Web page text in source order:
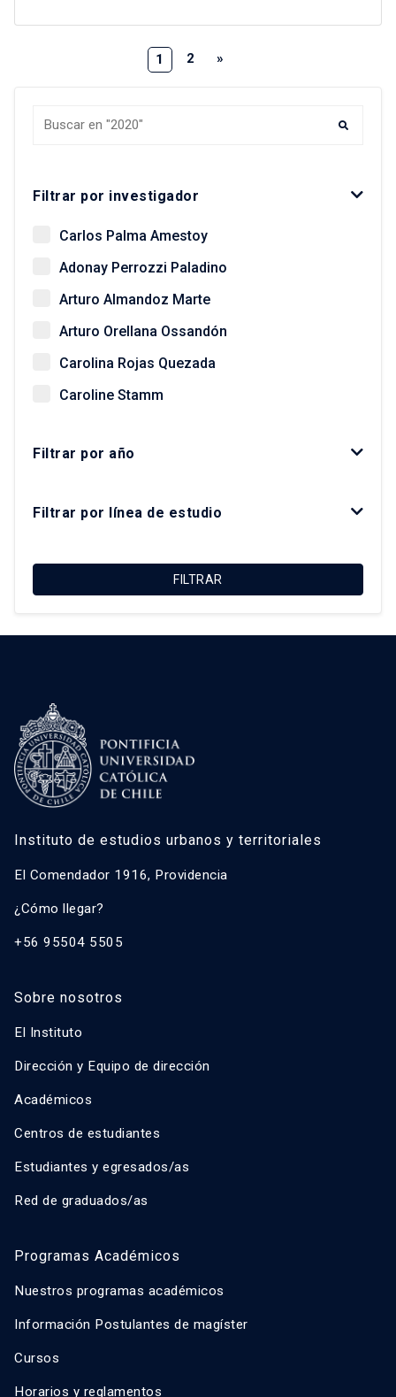
Filtrar por investigador
Carlos Palma Amestoy
Adonay Perrozzi Paladino
Arturo Almandoz Marte
Arturo Orellana Ossandón
Carolina Rojas Quezada
Caroline Stamm
Daniela Zaviezo
Felipe Link Lazo
Kay Bergamini Ladrón de Guevara
Luis Fuentes Arce
Macarena Ibarra Alonso
Magdalena Vicuña Del Río
María Luisa Méndez Layera
Óscar Figueroa Monsalve
Pedro Bannen Lanata
Piroska Ángel
Ricardo Truffello Robledo
Roberto Moris Iturrieta
Filtrar por año
Filtrar por línea de estudio
FILTRAR
1 2 »
Instituto de estudios urbanos y territoriales
El Comendador 1916, Providencia
¿Cómo llegar?
+56 95504 5505
Sobre nosotros
El Instituto
Dirección y Equipo de dirección
Académicos
Centros de estudiantes
Estudiantes y egresados/as
Red de graduados/as
Programas Académicos
Nuestros programas académicos
Información Postulantes de magíster
Cursos
Horarios y reglamentos